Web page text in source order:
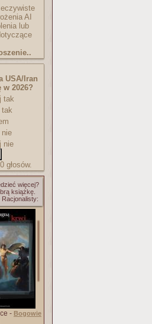
AI
lub
USA/Iran
w 2026?
tak
tak
nie
nie
głosów.
więcej?
książkę.
- Bogowie